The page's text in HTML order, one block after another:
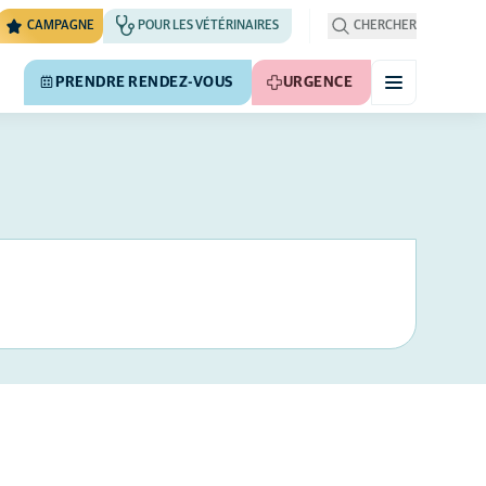
CAMPAGNE POUR LES VÉTÉRINAIRES CHERCHER
PRENDRE RENDEZ-VOUS URGENCE